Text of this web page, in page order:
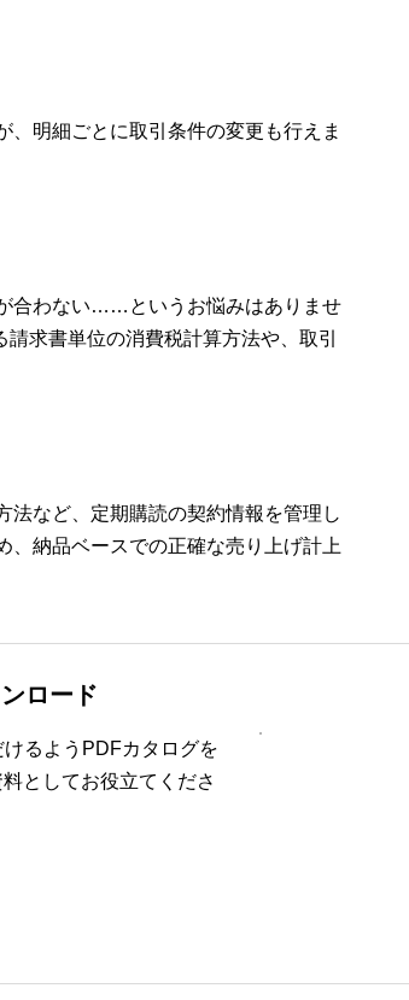
明細ごとに取引条件の変更も行えま
合わない……というお悩みはありませ
求書単位の消費税計算方法や、取引
法など、定期購読の契約情報を管理し
、納品ベースでの正確な売り上げ計上
ロード
るようPDFカタログを
としてお役立てくださ